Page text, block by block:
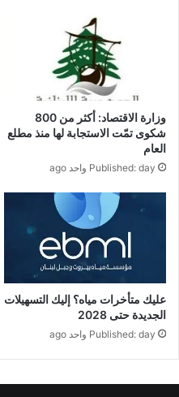
وزارة الاقتصاد: أكثر من 800
شكوى تمّت الاستجابة لها منذ مطلع
العام
Published: day واحد ago
عليك متأخرات مياه؟ إليك التسهيلات
الجديدة حتى 2028
Published: day واحد ago